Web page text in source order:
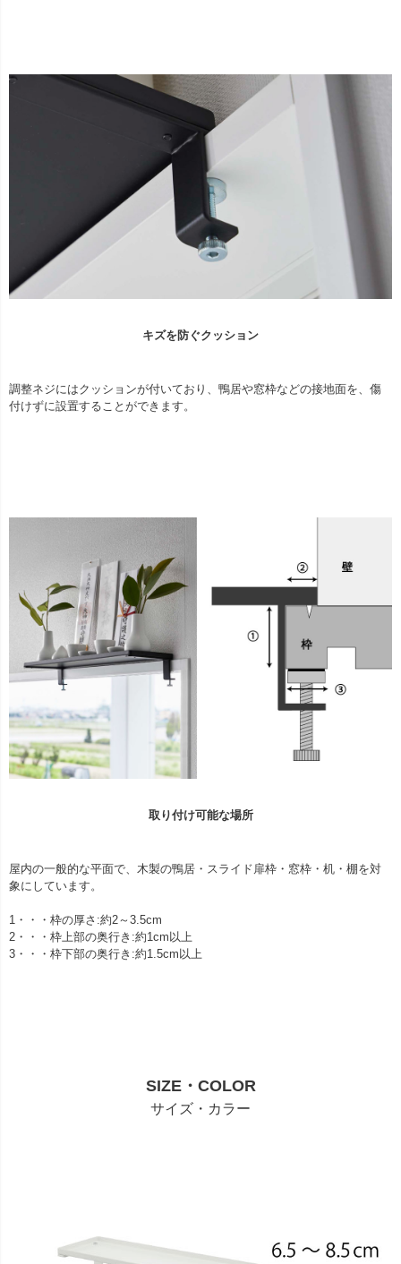
キズを防ぐクッション
調整ネジにはクッションが付いており、鴨居や窓枠などの接地面を、傷
付けずに設置することができます。
取り付け可能な場所
屋内の一般的な平面で、木製の鴨居・スライド扉枠・窓枠・机・棚を対
象にしています。
1・・・枠の厚さ:約2～3.5cm
2・・・枠上部の奥行き:約1cm以上
3・・・枠下部の奥行き:約1.5cm以上
SIZE・COLOR
サイズ・カラー